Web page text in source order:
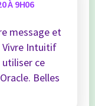
À 9H06
message et
Vivre Intuitif
ce
Belles